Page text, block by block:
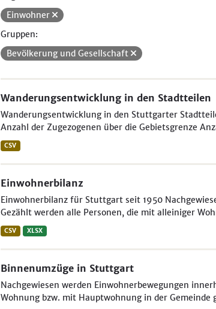
Einwohner
Gruppen:
Bevölkerung und Gesellschaft
Wanderungsentwicklung in den Stadtteilen
Wanderungsentwicklung in den Stuttgarter
Anzahl der Zugezogenen über die Gebietsgrenze
CSV
Einwohnerbilanz
Einwohnerbilanz für Stuttgart seit 1950
Gezählt werden alle Personen, die mit alleiniger
CSV XLSX
Binnenumzüge in Stuttgart
Nachgewiesen werden Einwohnerbewegungen
Wohnung bzw. mit Hauptwohnung in der Gemeinde